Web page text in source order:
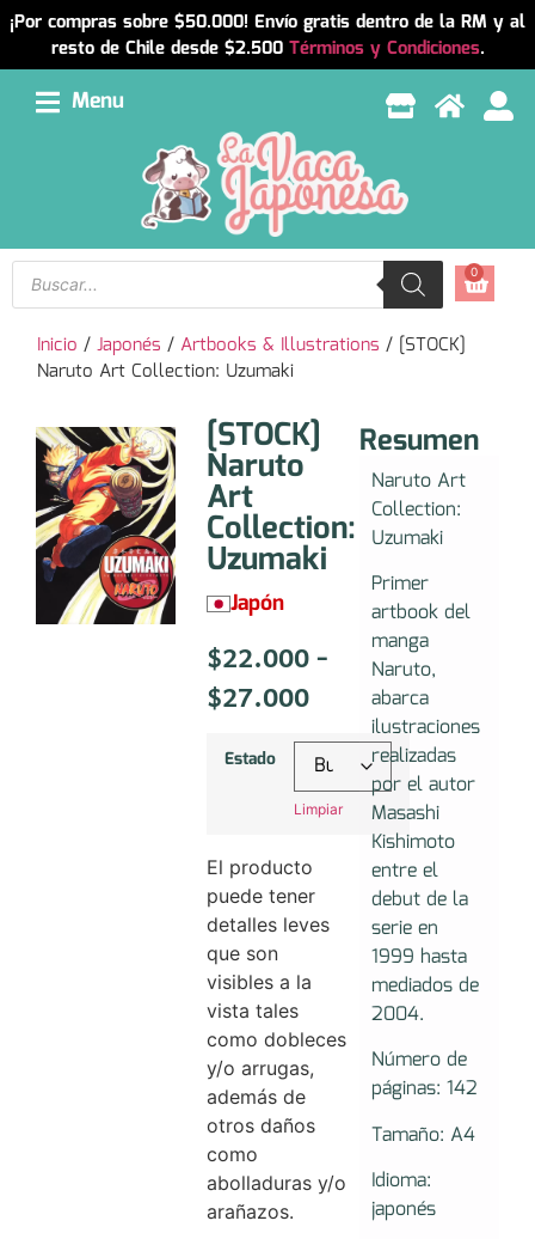
¡Por compras sobre $50.000! Envío gratis dentro de la RM y al
resto de Chile desde $2.500 Términos y Condiciones.
Menu
0
Inicio /Japonés /Artbooks & Illustrations / [STOCK]
Naruto Art Collection: Uzumaki
[STOCK]
Naruto
Art
Collection:
Uzumaki
Japón
$22.000-
$27.000
Estado
Limpiar
El producto
puede tener
detalles leves
que son
visibles a la
vista tales
como dobleces
y/o arrugas,
además de
otros daños
como
abolladuras y/o
arañazos.
Resumen
Naruto Art
Collection:
Uzumaki
Primer
artbook del
manga
Naruto,
abarca
ilustraciones
realizadas
por el autor
Masashi
Kishimoto
entre el
debut de la
serie en
1999 hasta
mediados de
2004.
Número de
páginas: 142
Tamaño: A4
Idioma:
japonés